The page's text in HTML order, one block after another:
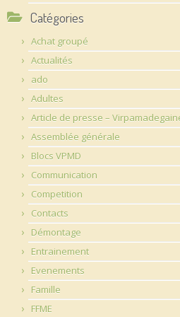
Catégories
Achat groupé
Actualités
ado
Adultes
Article de presse –
Assemblée générale
Blocs VPMD
Communication
Competition
Contacts
Démontage
Entrainement
Evenements
Famille
FFME